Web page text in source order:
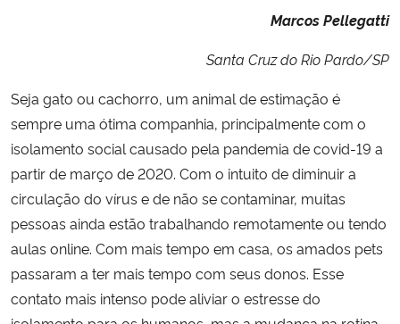
Ministério do Desenvolvimento Regional
Controladoria-Geral da União
Ministério da Mulher, da Família e dos Direitos Humanos
Secretaria-Geral
Marcos Pellegatti
Santa Cruz do Rio Pardo/SP
Seja gato ou cachorro, um animal de estimação é
sempre uma ótima companhia, principalmente com o
isolamento social causado pela pandemia de covid-19 a
partir de março de 2020. Com o intuito de diminuir a
circulação do vírus e de não se contaminar, muitas
pessoas ainda estão trabalhando remotamente ou tendo
aulas online. Com mais tempo em casa, os amados pets
passaram a ter mais tempo com seus donos. Esse
contato mais intenso pode aliviar o estresse do